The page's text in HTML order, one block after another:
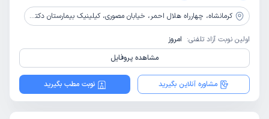
کرمانشاه، چهارراه هلال احمر، خیابان مصوری، کیلینیک بیمارستان دکتر محمدکرمانشاهی
اولین نوبت آزاد تلفنی: امروز
مشاهده پروفایل
مشاوره آنلاین بگیرید نوبت مطب بگیرید